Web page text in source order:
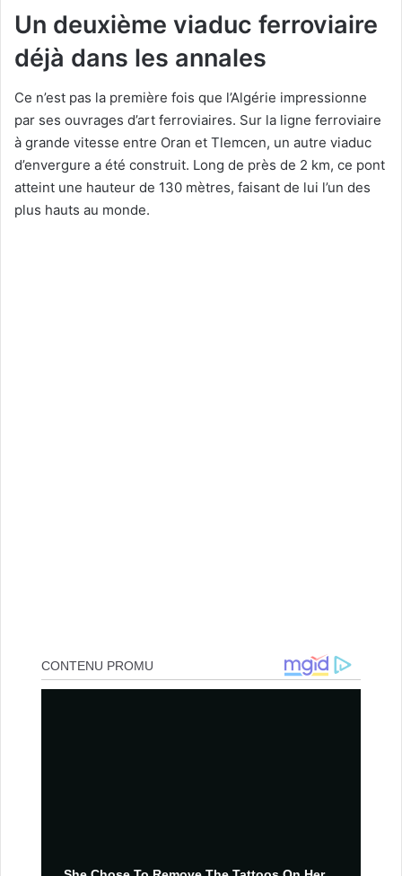
Un deuxième viaduc ferroviaire
déjà dans les annales
Ce n’est pas la première fois que l’Algérie impressionne
par ses ouvrages d’art ferroviaires. Sur la ligne ferroviaire
à grande vitesse entre Oran et Tlemcen, un autre viaduc
d’envergure a été construit. Long de près de 2 km, ce pont
atteint une hauteur de 130 mètres, faisant de lui l’un des
plus hauts au monde.